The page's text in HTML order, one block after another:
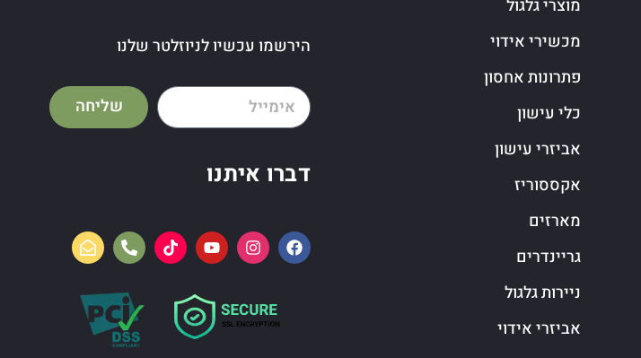
מוצרי גלגול
מכשירי אידוי
פתרונות אחסון
כלי עישון
אביזרי עישון
אקססוריז
מארזים
גריינדרים
ניירות גלגול
אביזרי אידוי
הירשמו עכשיו לניוזלטר שלנו
שליחה
דברו איתנו